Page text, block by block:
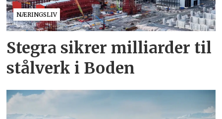
NÆRINGSLIV
Stegra sikrer milliarder til
stålverk i Boden